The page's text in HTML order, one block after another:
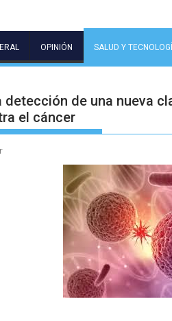
OPINIÓN SALUD Y
detección de una nueva
el cáncer